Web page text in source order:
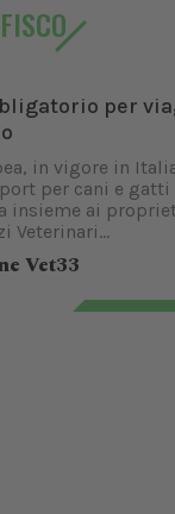
per
in vigore in
per cani e
insieme ai
Veterinari...
Vet33